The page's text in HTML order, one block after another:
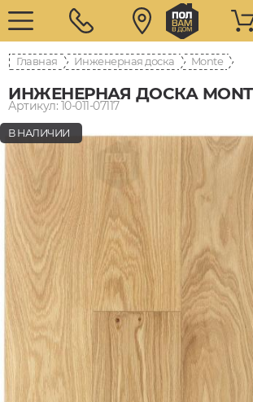
Главная Инженерная доска Monte
ИНЖЕНЕРНАЯ ДОСКА
Артикул: 10-011-07117
В НАЛИЧИИ